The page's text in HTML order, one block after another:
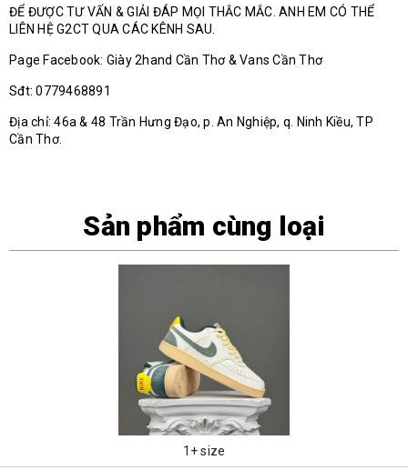
ĐỂ ĐƯỢC TƯ VẤN & GIẢI ĐÁP MỌI THẮC MẮC. ANH EM CÓ THỂ
LIÊN HỆ G2CT QUA CÁC KÊNH SAU.
Page Facebook: Giày 2hand Cần Thơ & Vans Cần Thơ
Sđt: 0779468891
Địa chỉ: 46a & 48 Trần Hưng Đạo, p. An Nghiệp, q. Ninh Kiều, TP
Cần Thơ.
Sản phẩm cùng loại
1+ size